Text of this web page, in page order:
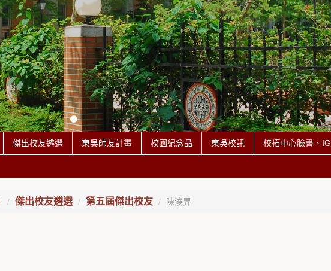
傑出校友遴選 東吳師友計畫 校園紀念品 東吳校訊 校拓中心臉書、IG
傑出校友遴選 第五屆傑出校友 陳浚昇